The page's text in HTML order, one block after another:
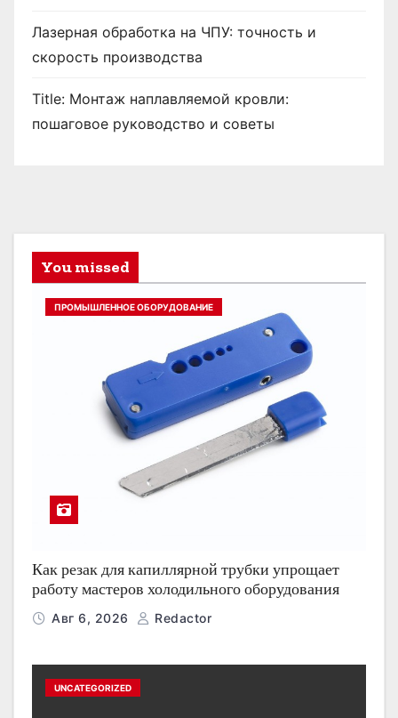
Лазерная обработка на ЧПУ: точность и
скорость производства
Title: Монтаж наплавляемой кровли:
пошаговое руководство и советы
You missed
ПРОМЫШЛЕННОЕ ОБОРУДОВАНИЕ
Как резак для капиллярной трубки упрощает
работу мастеров холодильного оборудования
Авг 6, 2026 Redactor
UNCATEGORIZED